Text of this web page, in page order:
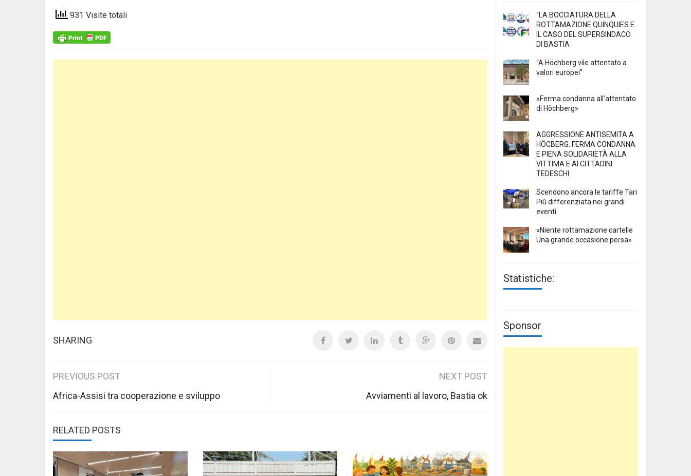
931 Visite totali
SHARING
Post
navigation
PREVIOUS POST
Africa-Assisi tra cooperazione e sviluppo
NEXT POST
Avviamenti al lavoro, Bastia ok
RELATED POSTS
“LA BOCCIATURA DELLA
ROTTAMAZIONE QUINQUIES E
IL CASO DEL SUPERSINDACO
DI BASTIA
“A Höchberg vile attentato a
valori europei”
«Ferma condanna all’attentato
di Höchberg»
AGGRESSIONE ANTISEMITA A
HÖCBERG: FERMA CONDANNA
E PIENA SOLIDARIETÀ ALLA
VITTIMA E AI CITTADINI
TEDESCHI
Scendono ancora le tariffe Tari
Più differenziata nei grandi
eventi
«Niente rottamazione cartelle
Una grande occasione persa»
Statistiche:
Sponsor